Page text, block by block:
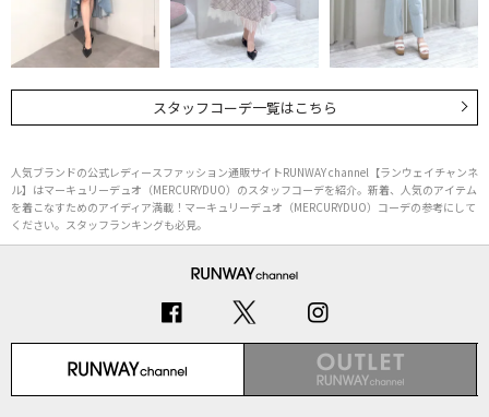
スタッフコーデ一覧はこちら
人気ブランドの公式レディースファッション通販サイトRUNWAY channel【ランウェイチャンネ
ル】はマーキュリーデュオ（MERCURYDUO）のスタッフコーデを紹介。新着、人気のアイテム
を着こなすためのアイディア満載！マーキュリーデュオ（MERCURYDUO）コーデの参考にして
ください。スタッフランキングも必見。